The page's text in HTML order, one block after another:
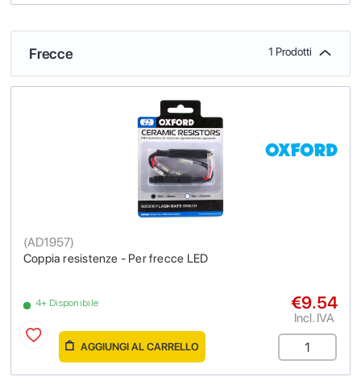
Frecce 1 Prodotti
Coppia resistenze - Per frecce LED
(AD1957)
4+ Disponibile €9.54
Incl. IVA
AGGIUNGI AL CARRELLO